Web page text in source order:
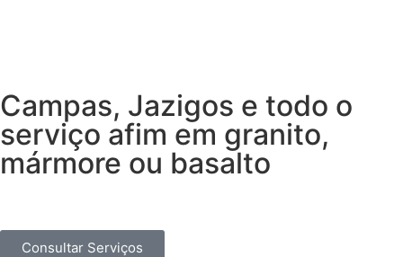
Campas, Jazigos e todo o
serviço afim em granito,
mármore ou basalto
Consultar Serviços